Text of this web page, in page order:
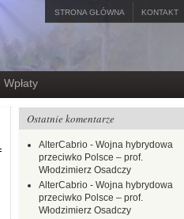
STRONA GŁÓWNA KONTAKT
Wpłaty
Ostatnie komentarze
AlterCabrio - Wojna hybrydowa
przeciwko Polsce – prof.
Włodzimierz Osadczy
AlterCabrio - Wojna hybrydowa
przeciwko Polsce – prof.
Włodzimierz Osadczy